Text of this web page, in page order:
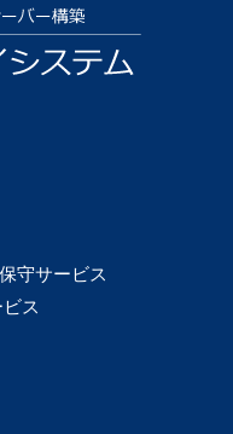
守サービス
ス